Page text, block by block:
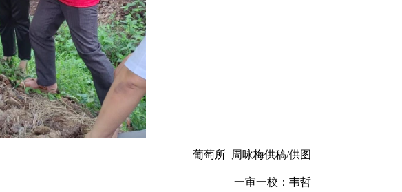
葡萄所 周咏梅供稿/供图
一审一校：韦哲